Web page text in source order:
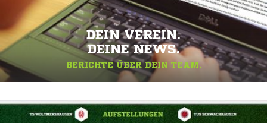
DEIN VEREIN.
DEINE NEWS.
BERICHTE ÜBER DEIN TEAM.